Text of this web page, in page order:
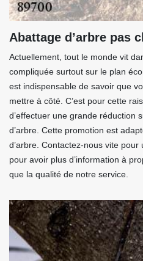
Abattage d’arbre pas
Actuellement, tout le monde vit
compliquée surtout sur le plan
est indispensable de savoir que
mettre à côté. C’est pour cette
d’effectuer une grande réduction
d’arbre. Cette promotion est
d’arbre. Contactez-nous vite
pour avoir plus d’information à
que la qualité de notre service.